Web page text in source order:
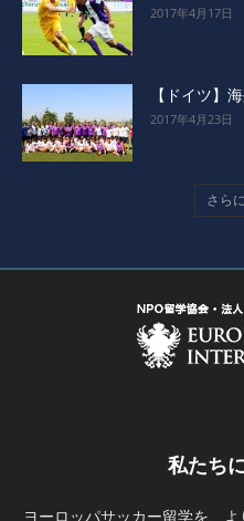
2017年4月17日
【ドイツ】
2017年4月23日
さら
私たち
ヨーロッパサッカー留学を、